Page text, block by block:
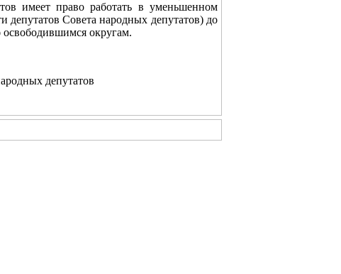
имеет право работать в уменьшенном
депутатов Совета народных депутатов) до
округам.
депутатов